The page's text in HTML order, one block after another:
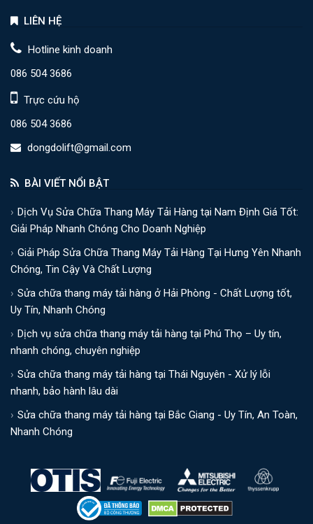
LIÊN HỆ
Hotline kinh doanh
086 504 3686
Trực cứu hộ
086 504 3686
dongdolift@gmail.com
BÀI VIẾT NỔI BẬT
Dịch Vụ Sửa Chữa Thang Máy Tải Hàng tại Nam Định Giá Tốt:
Giải Pháp Nhanh Chóng Cho Doanh Nghiệp
Giải Pháp Sửa Chữa Thang Máy Tải Hàng Tại Hưng Yên Nhanh
Chóng, Tin Cậy Và Chất Lượng
Sửa chữa thang máy tải hàng ở Hải Phòng - Chất Lượng tốt,
Uy Tín, Nhanh Chóng
Dịch vụ sửa chữa thang máy tải hàng tại Phú Thọ – Uy tín,
nhanh chóng, chuyên nghiệp
Sửa chữa thang máy tải hàng tại Thái Nguyên - Xử lý lỗi
nhanh, bảo hành lâu dài
Sửa chữa thang máy tải hàng tại Bắc Giang - Uy Tín, An Toàn,
Nhanh Chóng